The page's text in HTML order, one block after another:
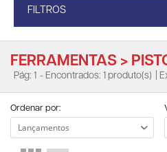
FILTROS
FERRAMENTAS >
Pág: 1 - Encontrados: 1 produto(s) |
Ordenar por: